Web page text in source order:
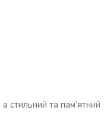
стильний та пам’ятний